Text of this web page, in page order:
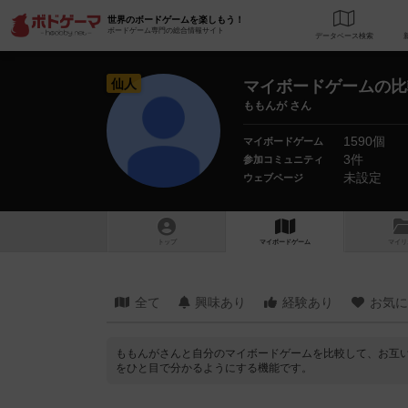
世界のボードゲームを楽しもう！
ボードゲーム専門の総合情報サイト
データベース
仙人 マイボードゲームの
ももんが さん
マイボードゲーム 1590個
参加コミュニティ 3件
ウェブページ 未設定
トップ マイボードゲーム マイリ
全て 興味あり 経験あり お気
ももんがさんと自分のマイボードゲームを比較して、お互
をひと目で分かるようにする機能です。